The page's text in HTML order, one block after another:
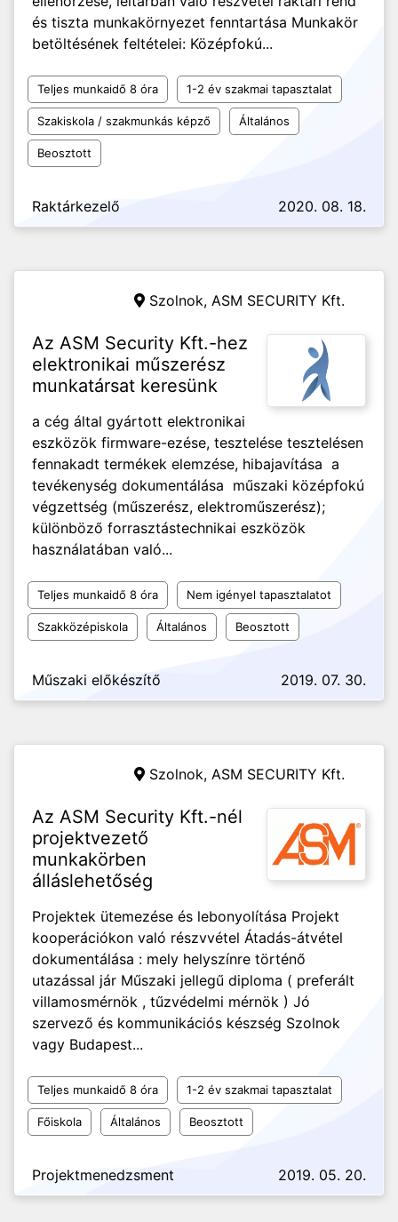
és tiszta munkakörnyezet fenntartása Munkakör
betöltésének feltételei: Középfokú...
Teljes munkaidő 8 óra 1-2 év szakmai tapasztalat
Szakiskola / szakmunkás képző Általános
Beosztott
Raktárkezelő 2020. 08. 18.
Szolnok, ASM SECURITY Kft.
Az ASM Security Kft.-hez
elektronikai műszerész
munkatársat keresünk
a cég által gyártott elektronikai
eszközök firmware-ezése, tesztelése tesztelésen
fennakadt termékek elemzése, hibajavítása a
tevékenység dokumentálása műszaki középfokú
végzettség (műszerész, elektroműszerész);
különböző forrasztástechnikai eszközök
használatában való...
Teljes munkaidő 8 óra Nem igényel tapasztalatot
Szakközépiskola Általános Beosztott
Műszaki előkészítő 2019. 07. 30.
Szolnok, ASM SECURITY Kft.
Az ASM Security Kft.-nél
projektvezető
munkakörben
álláslehetőség
Projektek ütemezése és lebonyolítása Projekt
kooperációkon való részvvétel Átadás-átvétel
dokumentálása : mely helyszínre történő
utazással jár Műszaki jellegű diploma ( preferált
villamosmérnök , tűzvédelmi mérnök ) Jó
szervező és kommunikációs készség Szolnok
vagy Budapest...
Teljes munkaidő 8 óra 1-2 év szakmai tapasztalat
Főiskola Általános Beosztott
Projektmenedzsment 2019. 05. 20.